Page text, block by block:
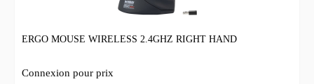
ERGO MOUSE WIRELESS 2.4GHZ RIGHT HAND
Connexion pour prix